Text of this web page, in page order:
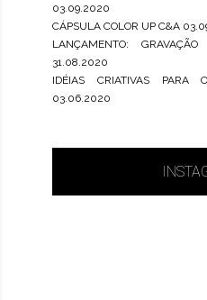
03.09.2020
CÁPSULA COLOR UP C&A
LANÇAMENTO:
31.08.2020
IDÉIAS CRIATIVAS PARA
03.06.2020